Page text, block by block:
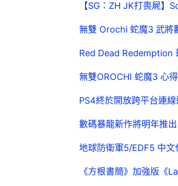
【SG：ZH JK打喪屍
無雙 Orochi 蛇魔3 武將
Red Dead Redemption
無雙OROCHI 蛇魔3 心
PS4終於開放跨平台連
數碼暴龍新作將明年推
地球防衛軍5/EDF5 中文
《方根書簡》加強版《